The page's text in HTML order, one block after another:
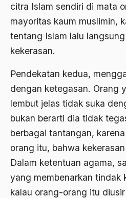
citra Islam sendiri di mata
mayoritas kaum muslimin,
tentang Islam lalu
kekerasan.
Pendekatan kedua,
dengan ketegasan. Orang
lembut jelas tidak suka
bukan berarti dia tidak
berbagai tantangan,
orang itu, bahwa
Dalam ketentuan agama,
yang membenarkan tindak
kalau orang-orang itu
AIDS
Airport
Airport Changi
Airport Noto Hadi Negoro
Ajaran AGama
Ajaran Agama Islam
Ajaran Islam
ajaran kemasyarakatan
Ajengan SIngaparna